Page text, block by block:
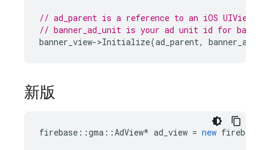
// ad_parent is a reference to an iOS UIView
// banner_ad_unit is your ad unit id for banner
banner_view->Initialize(ad_parent,
新版
firebase ::gma ::AdView* ad_view = new firebase